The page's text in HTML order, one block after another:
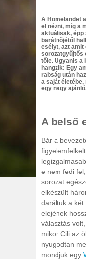
A Homelandet
el nézni, míg a
aktuálisak, épp
barátnőjétől
esélyt, azt amit
sorozatgyűjtős
tőle. Ugyanis a
hangzik: Egy
rabság után
a saját életébe,
egy nagy ajánló.
A belső
Bár a
e nem fedi
sorozat
elkészült
daráltuk a két
elejének
választás
mikor Cili az
nyugodtan
mondjuk egy